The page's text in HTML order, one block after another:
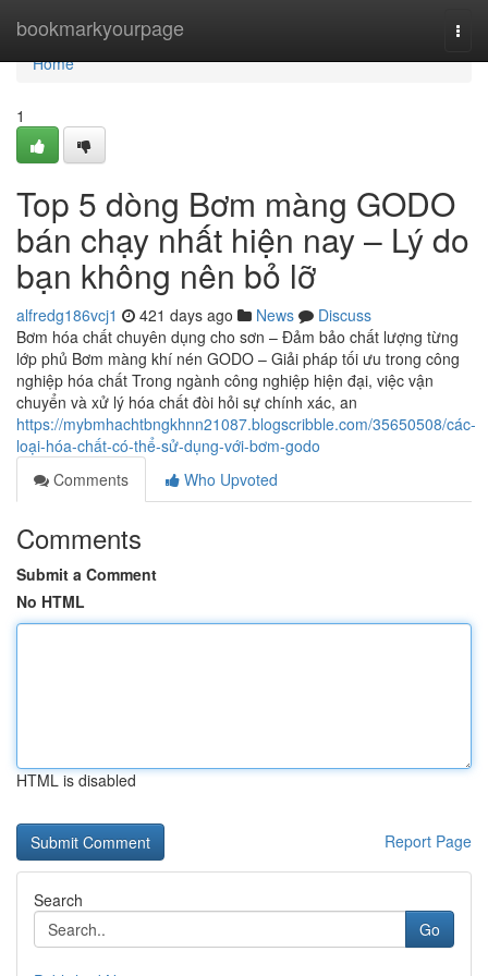
bookmarkyourpage
Home
Home
1
Top 5 dòng Bơm màng GODO
bán chạy nhất hiện nay – Lý do
bạn không nên bỏ lỡ
alfredg186vcj1 421 days ago News
Discuss
Bơm hóa chất chuyên dụng cho sơn – Đảm bảo chất lượng từng
lớp phủ Bơm màng khí nén GODO – Giải pháp tối ưu trong công
nghiệp hóa chất Trong ngành công nghiệp hiện đại, việc vận
chuyển và xử lý hóa chất đòi hỏi sự chính xác, an
https://mybmhachtbngkhnn21087.blogscribble.com/35650508/các-
loại-hóa-chất-có-thể-sử-dụng-với-bơm-godo
Comments
Who Upvoted
Comments
Submit a Comment
No HTML
HTML is disabled
Report Page
Search
Go